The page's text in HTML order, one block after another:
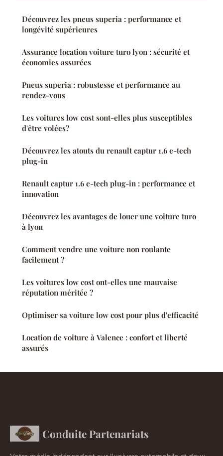
Découvrez les pneus superia : performance et
longévité supérieures
Assurance location voiture turo lyon : sécurité et
économies assurées
Pneus superia : robustesse et performance au
rendez-vous
Les voitures low cost sont-elles plus susceptibles
d'être volées?
Découvrez les atouts du renault captur 1.6 e-tech
plug-in
Renault captur 1.6 e-tech plug-in : performance et
innovation
Découvrez les avantages de louer une voiture turo
à lyon
Comment vendre une voiture non roulante
facilement ?
Les voitures low cost ont-elles une mauvaise
réputation méritée ?
Optimiser sa voiture low cost pour plus d'efficacité
Location de voiture à Valence : confort et liberté
assurés
Conduite Partenariats